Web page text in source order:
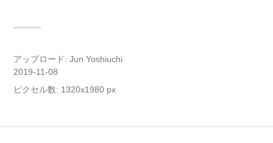
アップロード:Jun Yoshiuchi
2019-11-08
ピクセル数: 1320x1980 px